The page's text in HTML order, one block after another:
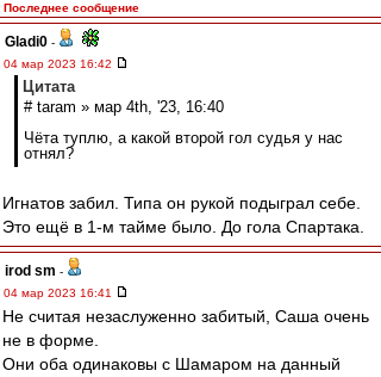
Последнее сообщение
Gladi0 -
04 мар 2023 16:42
Цитата
# taram » мар 4th, '23, 16:40
Чёта туплю, а какой второй гол судья у нас
отнял?
Игнатов забил. Типа он рукой подыграл себе.
Это ещё в 1-м тайме было. До гола Спартака.
irod sm -
04 мар 2023 16:41
Не считая незаслуженно забитый, Саша очень
не в форме.
Они оба одинаковы с Шамаром на данный